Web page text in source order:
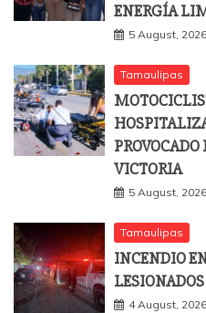
ENERGÍA
5 August, 2026
Tamaulipas
VICTORIA
5 August, 2026
Tamaulipas
INCENDIO
4 August, 2026